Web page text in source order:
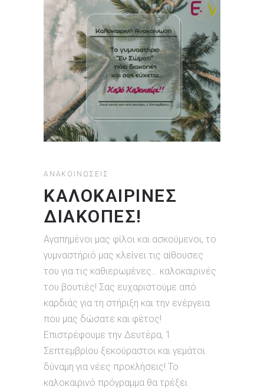
ΑΝΑΚΟΙΝΏΣΕΙΣ
ΚΑΛΟΚΑΙΡΙΝΕΣ
ΔΙΑΚΟΠΕΣ!
Αγαπημένοι μας φίλοι και ασκούμενοι, το
γυμναστήριό μας κλείνει τις αίθουσες
του για τις καθιερωμένες… καλοκαιρινές
του βουτιές! Σας ευχαριστούμε από
καρδιάς για τη στήριξη και την ενέργεια
που μας δώσατε και φέτος!
Επιστρέφουμε την Δευτέρα, 1
Σεπτεμβρίου ξεκούραστοι και γεμάτοι
δύναμη για νέες προκλήσεις! Το
καλοκαιρινό πρόγραμμα θα τρέξει